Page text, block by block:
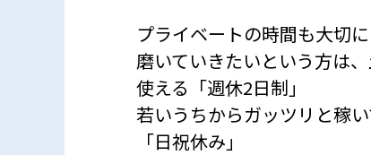
プライベートの時間も大切
磨いていきたいという方は
使える「週休2日制」
若いうちからガッツリと稼
「日祝休み」